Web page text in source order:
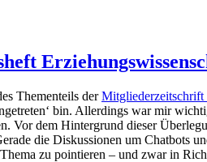
Thementeils derMitgliederzeitschrift
bin. Allerdings war mir
Vor dem Hintergrund dieser
die Diskussionen um Chatbots
zu pointieren – und zwar in